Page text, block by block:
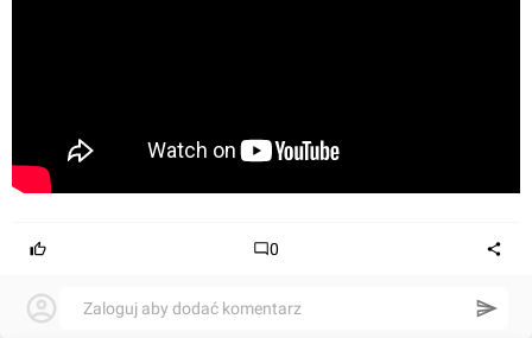
0
Zaloguj aby dodać komentarz